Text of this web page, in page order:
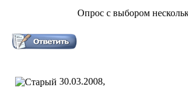
Опрос с выбором
30.03.2008,